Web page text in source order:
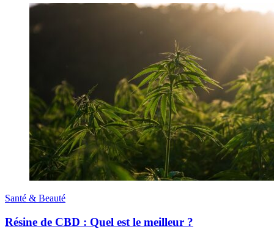
Santé & Beauté
Résine de CBD : Quel est le meilleur ?